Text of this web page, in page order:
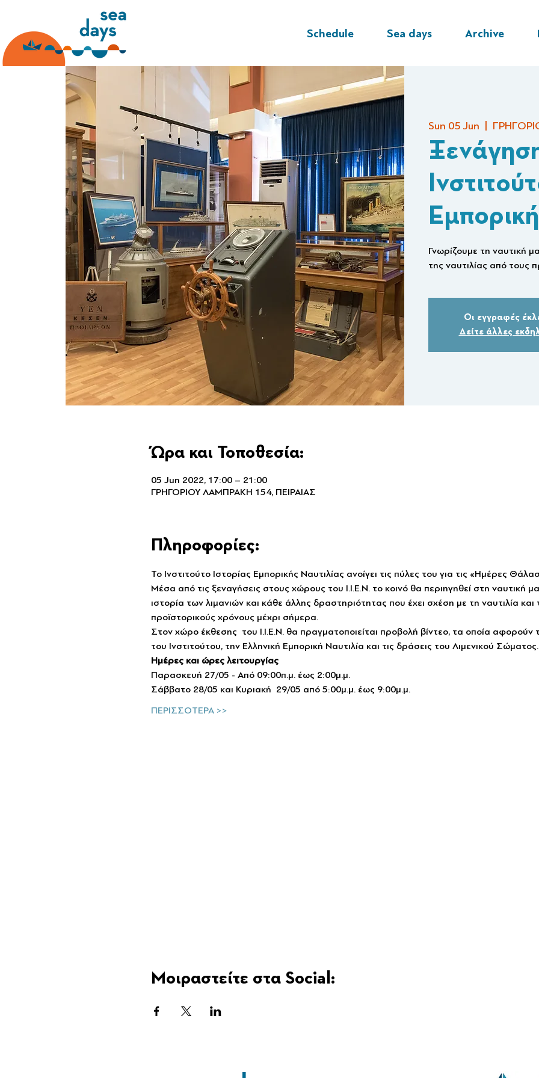
Schedule Sea days Archive
Sun 05 Jun
Γνωρίζουμε τη ναυτική
της ναυτιλίας από τους
Οι εγγραφές
Δείτε άλλες
Ώρα και Τοποθεσία:
05 Jun 2022, 17:00 – 21:00
ΓΡΗΓΟΡΙΟΥ ΛΑΜΠΡΑΚΗ 154, ΠΕΙΡΑΙΑΣ
Πληροφορίες:
Το Ινστιτούτο Ιστορίας Εμπορικής Ναυτιλίας ανοίγει τις πύλες του για τις «Ημέρες
Μέσα από τις ξεναγήσεις στους χώρους του Ι.Ι.Ε.Ν. το κοινό θα περιηγηθεί στη ναυτική
ιστορία των λιμανιών και κάθε άλλης δραστηριότητας που έχει σχέση με τη ναυτιλία
προϊστορικούς χρόνους μέχρι σήμερα.
Στον χώρο έκθεσης  του Ι.Ι.Ε.Ν. θα πραγματοποιείται προβολή βίντεο, τα οποία
του Ινστιτούτου, την Ελληνική Εμπορική Ναυτιλία και τις δράσεις του Λιμενικού Σώματος.
Ημέρες και ώρες λειτουργίας
Παρασκευή 27/05 - Από 09:00π.μ. έως 2:00μ.μ.
Σάββατο 28/05 και Κυριακή  29/05 από 5:00μ.μ. έως 9:00μ.μ.
ΠΕΡΙΣΣΟΤΕΡΑ >>
Μοιραστείτε στα Social: